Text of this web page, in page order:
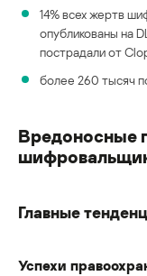
14% всех жертв
опубликованы на
пострадали от
более 260 тысяч
Вредоносные
Главные
Успехи